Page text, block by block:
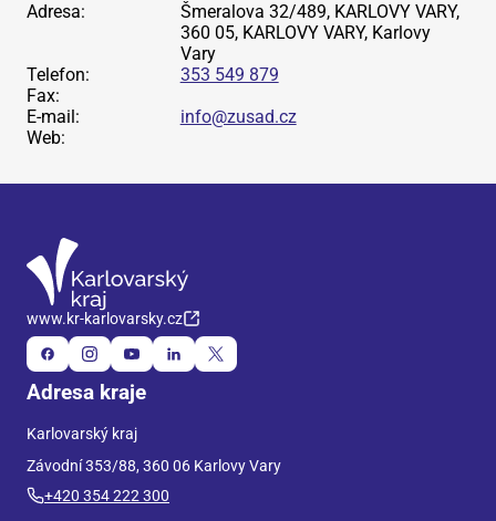
Adresa:
Šmeralova 32/489, KARLOVY VARY,
360 05, KARLOVY VARY, Karlovy
Vary
Telefon:
353 549 879
Fax:
E-mail:
info@zusad.cz
Web:
www.kr-karlovarsky.cz
Adresa kraje
Karlovarský kraj
Závodní 353/88, 360 06 Karlovy Vary
+420 354 222 300